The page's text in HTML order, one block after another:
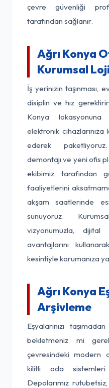
çevre güvenliği
tarafından sağlanır.
Ağrı Konya
Kurumsal
İş yerinizin taşınması,
disiplin ve hız
Konya lokasyonuna
elektronik
ederek
demontajı ve yeni ofis
ekibimiz tarafından
faaliyetlerini
akşam saatlerinde
sunuyoruz.
vizyonumuzla,
avantajlarını
kesintiyle korumanıza
Ağrı Konya
Arşivleme
Eşyalarınızı
bekletmeniz mi
çevresindeki modern
kilitli oda
Depolarımız